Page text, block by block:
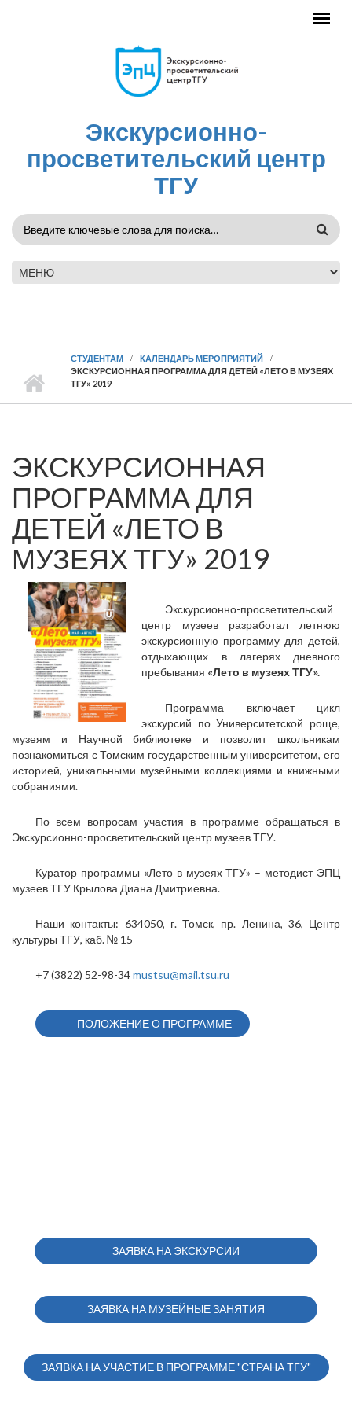
Экскурсионно-
просветительский центр
ТГУ
ФОРМА
ПОИСКА
СТУДЕНТАМ
КАЛЕНДАРЬ МЕРОПРИЯТИЙ
ЭКСКУРСИОННАЯ ПРОГРАММА ДЛЯ ДЕТЕЙ «ЛЕТО В МУЗЕЯХ
ТГУ» 2019
ЭКСКУРСИОННАЯ
ПРОГРАММА ДЛЯ
ДЕТЕЙ «ЛЕТО В
МУЗЕЯХ ТГУ» 2019
Экскурсионно-просветительский
центр музеев разработал летнюю
экскурсионную программу для детей,
отдыхающих в лагерях дневного
пребывания «Лето в музеях ТГУ».
Программа включает цикл
экскурсий по Университетской роще,
музеям и Научной библиотеке и позволит школьникам
познакомиться с Томским государственным университетом, его
историей, уникальными музейными коллекциями и книжными
собраниями.
По всем вопросам участия в программе обращаться в
Экскурсионно-просветительский центр музеев ТГУ.
Куратор программы «Лето в музеях ТГУ» – методист ЭПЦ
музеев ТГУ Крылова Диана Дмитриевна.
Наши контакты: 634050, г. Томск, пр. Ленина, 36, Центр
культуры ТГУ, каб. № 15
+7 (3822) 52-98-34mustsu@mail.tsu.ru
ПОЛОЖЕНИЕ О ПРОГРАММЕ
ЗАЯВКА НА ЭКСКУРСИИ
ЗАЯВКА НА МУЗЕЙНЫЕ ЗАНЯТИЯ
ЗАЯВКА НА УЧАСТИЕ В ПРОГРАММЕ "СТРАНА ТГУ"